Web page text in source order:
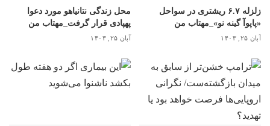
زلزله ۶.۷ ریشتری در سواحل
«پاپوآ گینه نو»_مهتاب من
آبان ۲۵, ۱۴۰۳
محل زندگی نتانیاهو مورد دعوا
پهپادی قرار گرفت_مهتاب من
آبان ۲۵, ۱۴۰۳